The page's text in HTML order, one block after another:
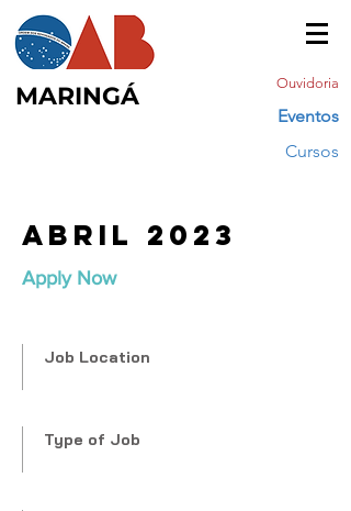
MARINGÁ Ouvidoria
Eventos
Cursos
Abril 2023
Apply Now
Job Location
Type of Job